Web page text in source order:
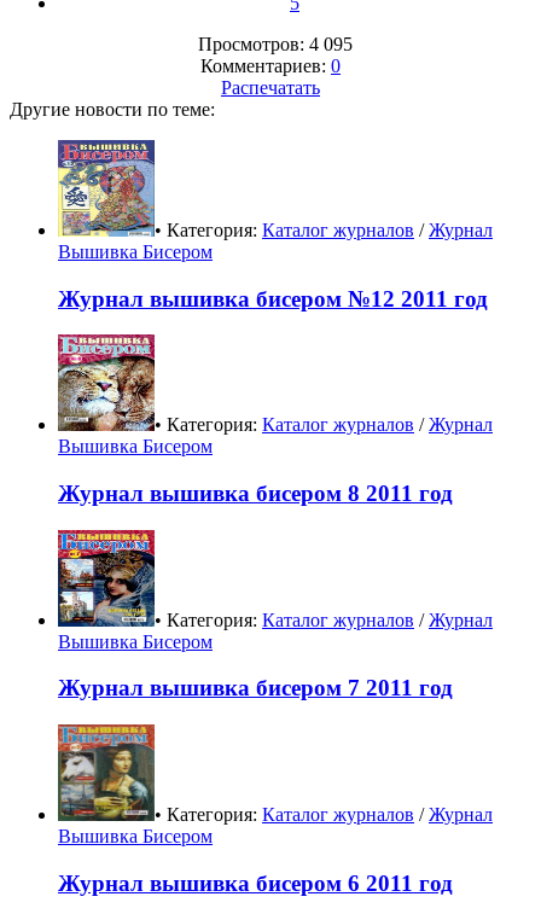
Просмотров: 4 095
Комментариев: 0
Распечатать
Другие новости по теме:
• Категория: Каталог журналов /Журнал
Вышивка Бисером
Журнал вышивка бисером №12 2011 год
• Категория: Каталог журналов /Журнал
Вышивка Бисером
Журнал вышивка бисером 8 2011 год
• Категория: Каталог журналов /Журнал
Вышивка Бисером
Журнал вышивка бисером 7 2011 год
• Категория: Каталог журналов /Журнал
Вышивка Бисером
Журнал вышивка бисером 6 2011 год